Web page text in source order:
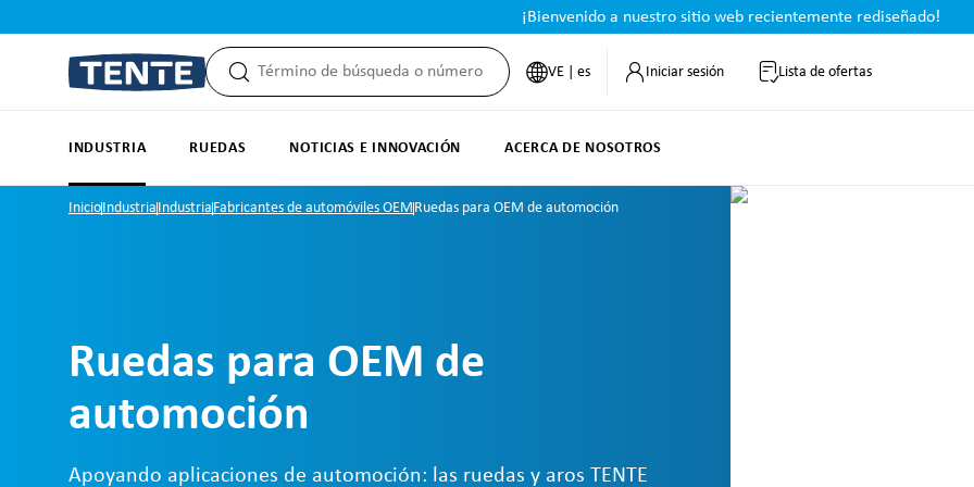
¡Bienvenido a nuestro sitio web recientemente rediseñado!
VE | es Iniciar sesión Lista de ofertas
INDUSTRIA RUEDAS NOTICIAS E INNOVACIÓN ACERCA DE NOSOTROS
InicioIndustria Industria Fabricantes de automóviles OEM Ruedas para OEM de automoción
Ruedas para OEM de
automoción
Apoyando aplicaciones de automoción: las ruedas y aros TENTE